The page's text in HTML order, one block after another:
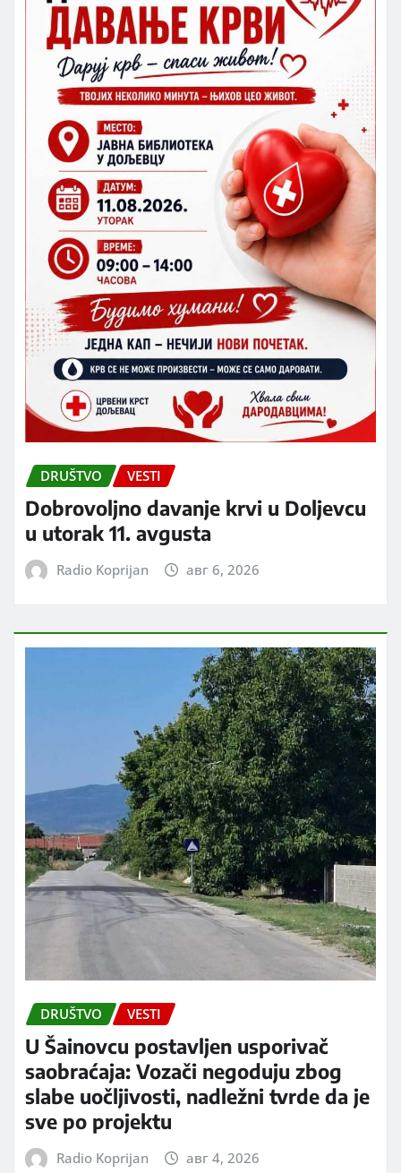
DRUŠTVO VESTI
Dobrovoljno davanje krvi u Doljevcu
u utorak 11. avgusta
Radio Koprijan авг 6, 2026
DRUŠTVO VESTI
U Šainovcu postavljen usporivač
saobraćaja: Vozači negoduju zbog
slabe uočljivosti, nadležni tvrde da je
sve po projektu
Radio Koprijan авг 4, 2026